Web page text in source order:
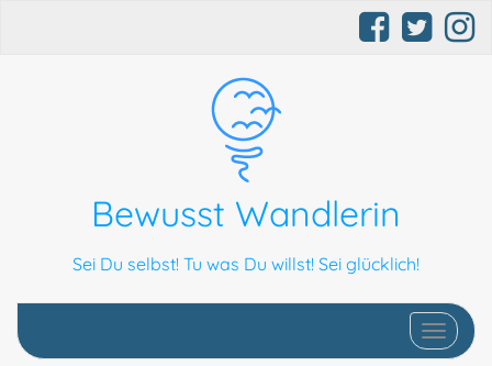
Bewusst Wandlerin
Sei Du selbst! Tu was Du willst! Sei glücklich!
Schalte